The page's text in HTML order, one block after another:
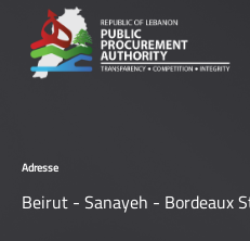
Adresse
Beirut - Sanayeh - Bordeaux